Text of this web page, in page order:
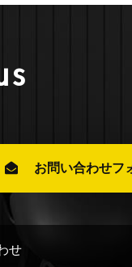
お問い合わせフ
せ